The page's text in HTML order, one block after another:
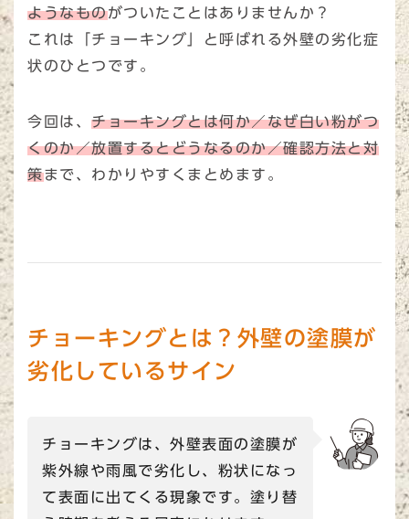
ようなものがついたことはありませんか？
これは「チョーキング」と呼ばれる外壁の劣化症
状のひとつです。
今回は、 チョーキングとは何か／なぜ白い粉がつ
くのか／放置するとどうなるのか／確認方法と対
策まで、わかりやすくまとめます。
チョーキングとは？外壁の塗膜が
劣化しているサイン
チョーキングは、外壁表面の塗膜が
紫外線や雨風で劣化し、粉状になっ
て表面に出てくる現象です。塗り替